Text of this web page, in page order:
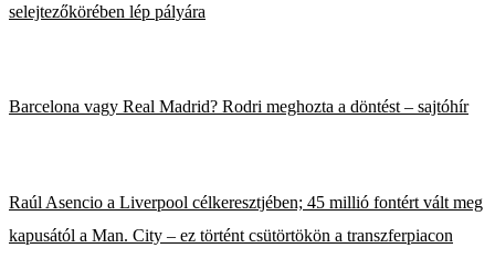
selejtezőkörében lép pályára
Barcelona vagy Real Madrid? Rodri meghozta a döntést – sajtóhír
Raúl Asencio a Liverpool célkeresztjében; 45 millió fontért vált meg
kapusától a Man. City – ez történt csütörtökön a transzferpiacon